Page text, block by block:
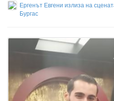
Ергенът Евгени излиза на
Бургас